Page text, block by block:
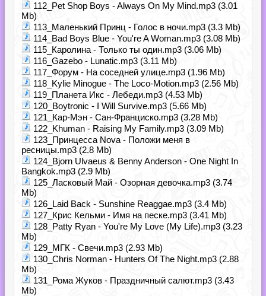
112_Pet Shop Boys - Always On My Mind.mp3 (3.01
Mb)
113_Маленький Принц - Голос в ночи.mp3 (3.3 Mb)
114_Bad Boys Blue - You're A Woman.mp3 (3.08 Mb)
115_Каролина - Только ты один.mp3 (3.06 Mb)
116_Gazebo - Lunatic.mp3 (3.11 Mb)
117_Форум - На соседней улице.mp3 (1.96 Mb)
118_Kylie Minogue - The Loco-Motion.mp3 (2.56 Mb)
119_Планета Икс - Лебеди.mp3 (4.53 Mb)
120_Boytronic - I Will Survive.mp3 (5.66 Mb)
121_Кар-Мэн - Сан-Франциско.mp3 (3.28 Mb)
122_Khuman - Raising My Family.mp3 (3.09 Mb)
123_Принцесса Nova - Положи меня в
ресницы.mp3 (2.8 Mb)
124_Bjorn Ulvaeus & Benny Anderson - One Night In
Bangkok.mp3 (2.9 Mb)
125_Ласковый Май - Озорная девочка.mp3 (3.74
Mb)
126_Laid Back - Sunshine Reaggae.mp3 (3.4 Mb)
127_Крис Кельми - Имя на песке.mp3 (3.41 Mb)
128_Patty Ryan - You're My Love (My Life).mp3 (3.23
Mb)
129_МГК - Свечи.mp3 (2.93 Mb)
130_Chris Norman - Hunters Of The Night.mp3 (2.88
Mb)
131_Рома Жуков - Праздничный салют.mp3 (3.43
Mb)